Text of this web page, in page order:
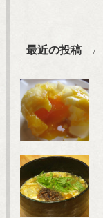
最近の投稿